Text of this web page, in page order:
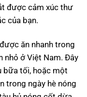
được cảm xúc thư
của bạn.
ăn nhanh trong
nhỏ ở Việt Nam. Đây
bữa tối, hoặc một
trong ngày hè nóng